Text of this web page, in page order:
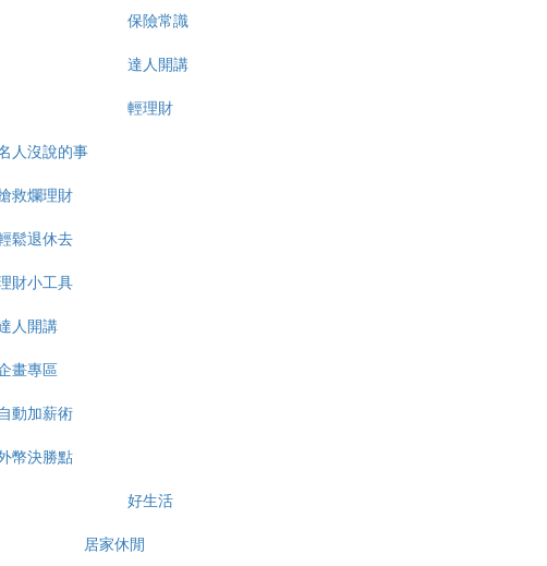
保險常識
達人開講
輕理財
人沒說的事
救爛理財
鬆退休去
財小工具
人開講
畫專區
動加薪術
幣決勝點
好生活
居家休閒